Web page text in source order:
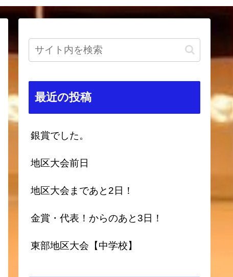
最近の投稿
銀賞でした。
地区大会前日
地区大会まであと2日！
金賞・代表！からのあと3日！
東部地区大会【中学校】